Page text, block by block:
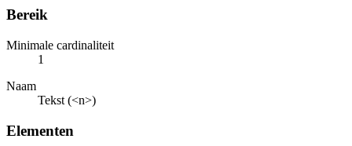
Bereik
Minimale cardinaliteit
1
Naam
Tekst (<n>)
Elementen